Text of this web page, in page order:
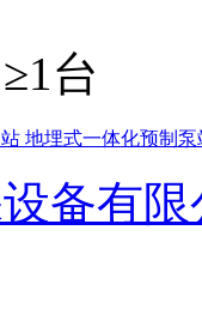
≥1台
地埋式一体化预制
备有限